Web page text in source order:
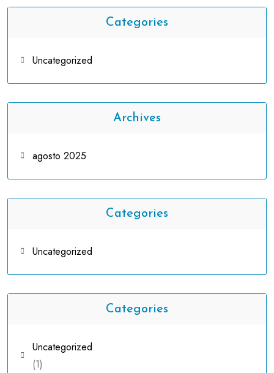
Categories
Uncategorized
Archives
agosto 2025
Categories
Uncategorized
Categories
Uncategorized
11